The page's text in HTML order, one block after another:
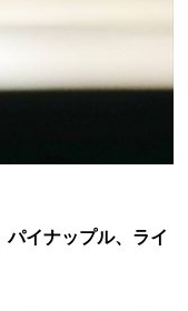
パイナップル、ライ